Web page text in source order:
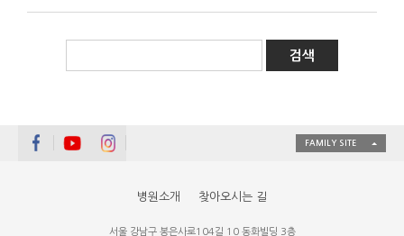
FAMILY SITE
병원소개 찾아오시는 길
서울 강남구 봉은사로104길 10 동화빌딩 3층